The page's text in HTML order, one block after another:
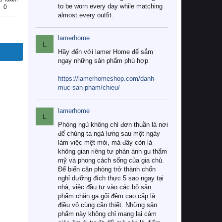
0
to be worn every day while matching
almost every outfit.
L
lamerhome
Hãy đến với lamer Home để sắm
ngay những sản phẩm phù hợp
https://lamerhomeshop.com/danh-
muc-san-pham/chieu/
L
lamerhome
Phòng ngủ không chỉ đơn thuần là nơi
để chúng ta ngả lưng sau một ngày
làm việc mệt mỏi, mà đây còn là
không gian riêng tư phản ánh gu thẩm
mỹ và phong cách sống của gia chủ.
Để biến căn phòng trở thành chốn
nghỉ dưỡng đích thực 5 sao ngay tại
nhà, việc đầu tư vào các bộ sản
phẩm chăn ga gối đệm cao cấp là
điều vô cùng cần thiết. Những sản
phẩm này không chỉ mang lại cảm